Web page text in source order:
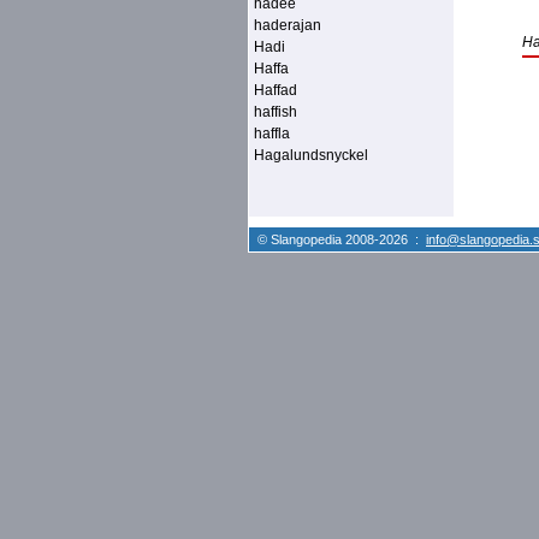
hadee
haderajan
Hadi
Haffa
Haffad
haffish
haffla
Hagalundsnyckel
© Slangopedia 2008-2026 :